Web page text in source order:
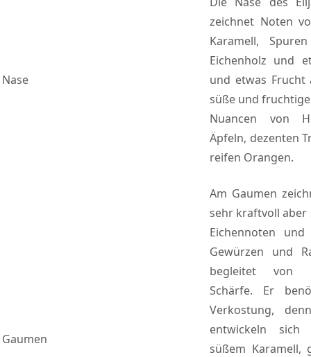
Nase
zeichnet Noten
Karamell,
Eichenholz und
und etwas Frucht
süße und
Nuancen von
Äpfeln, dezenten
reifen Orangen.
Gaumen
Am Gaumen
sehr kraftvoll
Eichennoten
Gewürzen und
begleitet von
Schärfe. Er
Verkostung,
entwickeln
süßem Karamell,